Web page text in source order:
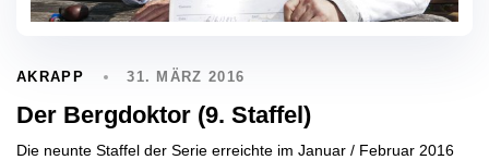
AKRAPP 31. MÄRZ 2016
Der Bergdoktor (9. Staffel)
Die neunte Staffel der Serie erreichte im Januar / Februar 2016